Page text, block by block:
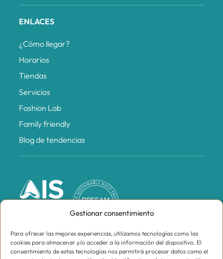
Gestionar consentimiento
Para ofrecer las mejores experiencias, utilizamos tecnologías como las
cookies para almacenar y/o acceder a la información del dispositivo. El
consentimiento de estas tecnologías nos permitirá procesar datos como el
ENLACES
¿Cómo llegar?
Horarios
Tiendas
Servicios
Fashion Lab
Family friendly
Blog de tendencias